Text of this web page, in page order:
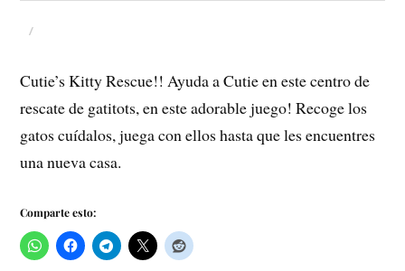
Cutie’s Kitty Rescue!! Ayuda a Cutie en este centro de
rescate de gatitots, en este adorable juego! Recoge los
gatos cuídalos, juega con ellos hasta que les encuentres
una nueva casa.
Comparte esto: